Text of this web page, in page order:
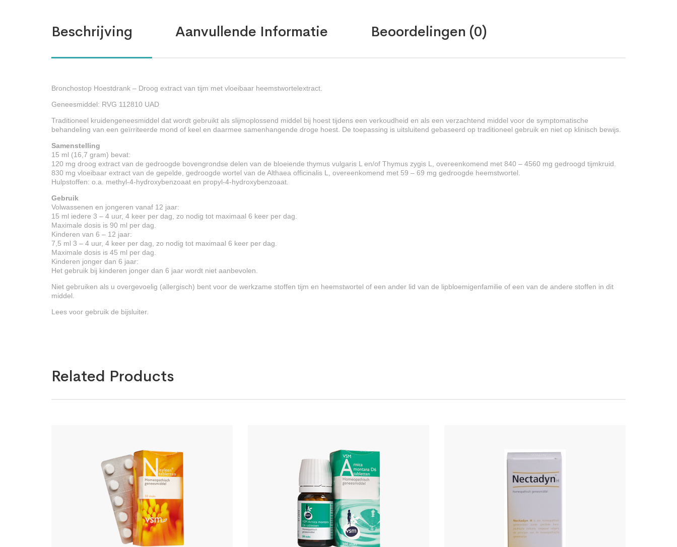
Beschrijving Aanvullende Informatie Beoordelingen (0)
Bronchostop Hoestdrank – Droog extract van tijm met vloeibaar heemstwortelextract.
Geneesmiddel: RVG 112810 UAD
Traditioneel kruidengeneesmiddel dat wordt gebruikt als slijmoplossend middel bij hoest tijdens een verkoudheid en als een verzachtend middel voor de symptomatische
behandeling van een geïrriteerde mond of keel en daarmee samenhangende droge hoest. De toepassing is uitsluitend gebaseerd op traditioneel gebruik en niet op klinisch bewijs.
Samenstelling
15 ml (16,7 gram) bevat:
120 mg droog extract van de gedroogde bovengrondse delen van de bloeiende thymus vulgaris L en/of Thymus zygis L, overeenkomend met 840 – 4560 mg gedroogd tijmkruid.
830 mg vloeibaar extract van de gepelde, gedroogde wortel van de Althaea officinalis L, overeenkomend met 59 – 69 mg gedroogde heemstwortel.
Hulpstoffen: o.a. methyl-4-hydroxybenzoaat en propyl-4-hydroxybenzoaat.
Gebruik
Volwassenen en jongeren vanaf 12 jaar:
15 ml iedere 3 – 4 uur, 4 keer per dag, zo nodig tot maximaal 6 keer per dag.
Maximale dosis is 90 ml per dag.
Kinderen van 6 – 12 jaar:
7,5 ml 3 – 4 uur, 4 keer per dag, zo nodig tot maximaal 6 keer per dag.
Maximale dosis is 45 ml per dag.
Kinderen jonger dan 6 jaar:
Het gebruik bij kinderen jonger dan 6 jaar wordt niet aanbevolen.
Niet gebruiken als u overgevoelig (allergisch) bent voor de werkzame stoffen tijm en heemstwortel of een ander lid van de lipbloemigenfamilie of een van de andere stoffen in dit
middel.
Lees voor gebruik de bijsluiter.
Related Products